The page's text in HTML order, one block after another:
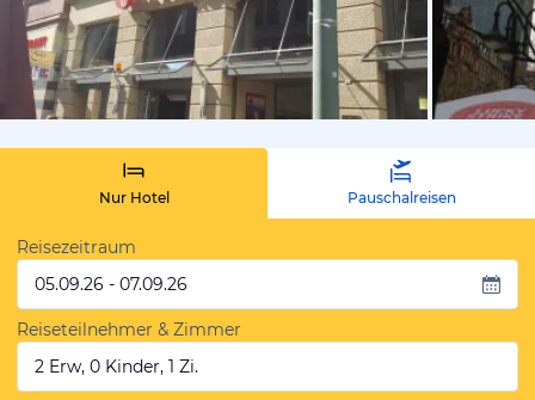
von
Nur Hotel Pauschalreisen
Reisezeitraum
05.09.26 - 07.09.26
Reiseteilnehmer & Zimmer
2 Erw, 0 Kinder, 1 Zi.